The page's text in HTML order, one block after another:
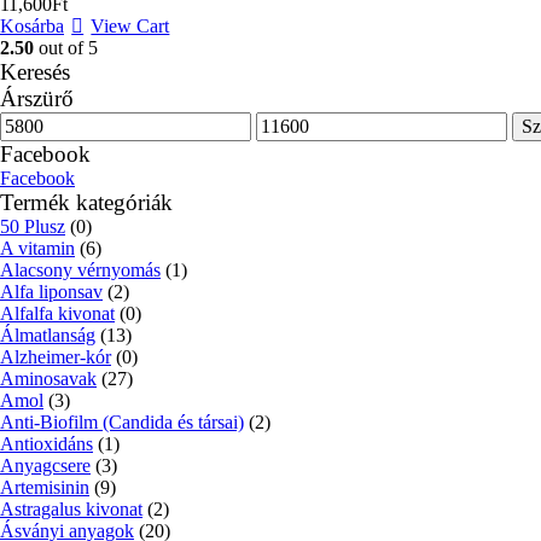
Kosárba
View Cart
2.50 out of 5
Keresés
Árszürő
Min
ár
Max
ár
Facebook
Facebook
Termék kategóriák
50 Plusz (0)
A vitamin (6)
Alacsony vérnyomás (1)
Alfa liponsav (2)
Alfalfa kivonat (0)
Álmatlanság (13)
Alzheimer-kór (0)
Aminosavak (27)
Amol (3)
Anti-Biofilm (Candida és társai) (2)
Antioxidáns (1)
Anyagcsere (3)
Artemisinin (9)
Astragalus kivonat (2)
Ásványi anyagok (20)